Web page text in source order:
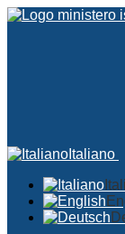
Italiano